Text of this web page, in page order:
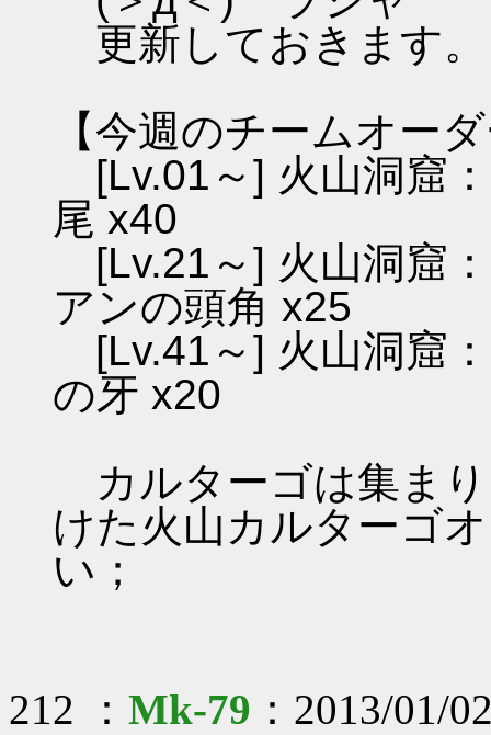
更新しておきます。
【今週のチームオー
[Lv.01～] 火山洞窟
尾 x40
[Lv.21～] 火山洞窟
アンの頭角 x25
[Lv.41～] 火山洞窟
の牙 x20
カルターゴは集ま
けた火山カルターゴ
い；
212 ： Mk-79 ：2013/01/